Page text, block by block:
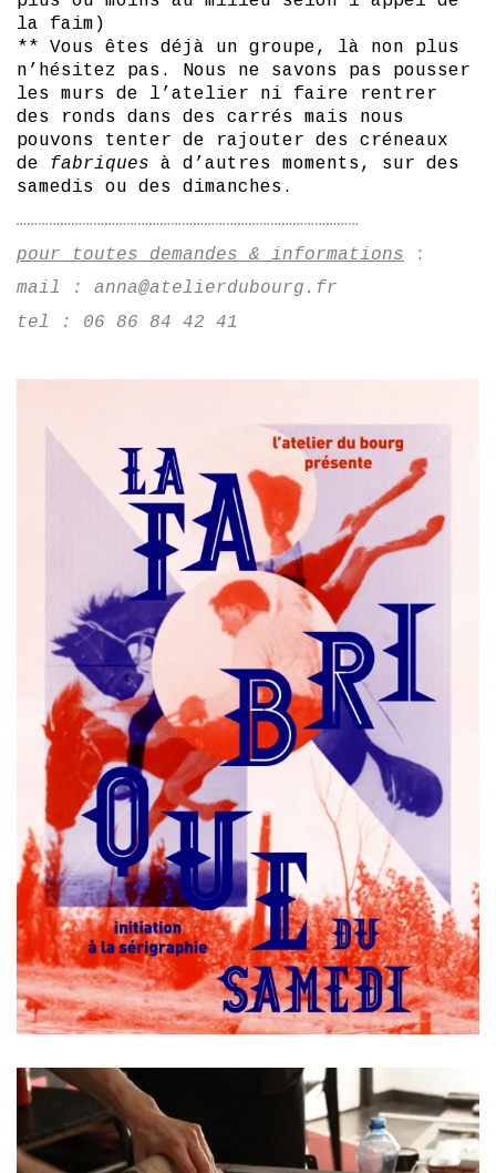
la faim)
** Vous êtes déjà un groupe, là non plus
n’hésitez pas. Nous ne savons pas pousser
les murs de l’atelier ni faire rentrer
des ronds dans des carrés mais nous
pouvons tenter de rajouter des créneaux
de fabriques à d’autres moments, sur des
samedis ou des dimanches.
…………………………………………………………………………………
pour toutes demandes & informations :
mail : anna@atelierdubourg.fr
tel : 06 86 84 42 41